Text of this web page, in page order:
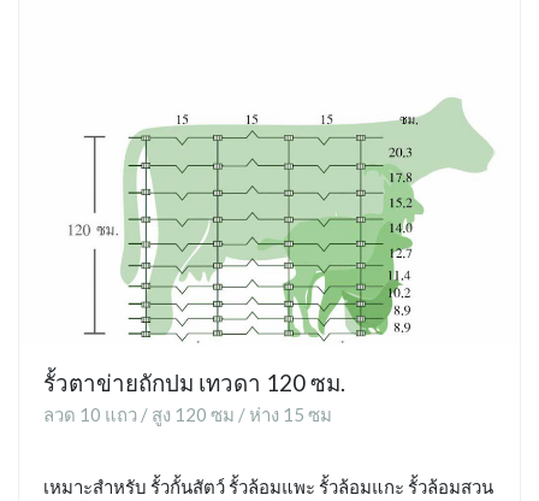
รั้วตาข่ายถักปม เทวดา 120 ซม.
ลวด 10 แถว / สูง 120 ซม / ห่าง 15 ซม
เหมาะสำหรับ รั้วกั้นสัตว์ รั้วล้อมแพะ รั้วล้อมแกะ รั้วล้อมสวน